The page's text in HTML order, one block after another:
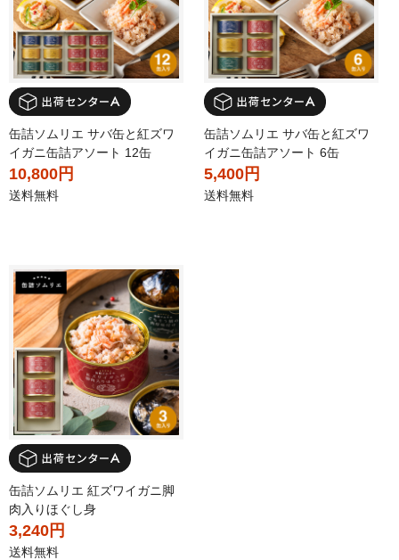
缶詰ソムリエ サバ缶と紅ズワ
イガニ缶詰アソート 12缶
10,800円
送料無料
缶詰ソムリエ サバ缶と紅ズワ
イガニ缶詰アソート 6缶
5,400円
送料無料
缶詰ソムリエ 紅ズワイガニ脚
肉入りほぐし身
3,240円
送料無料